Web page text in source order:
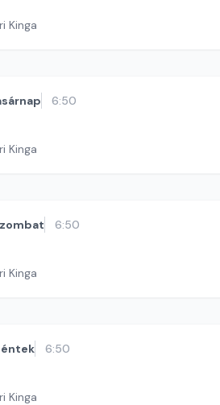
Kinga
6:50
Kinga
6:50
Kinga
6:50
Kinga